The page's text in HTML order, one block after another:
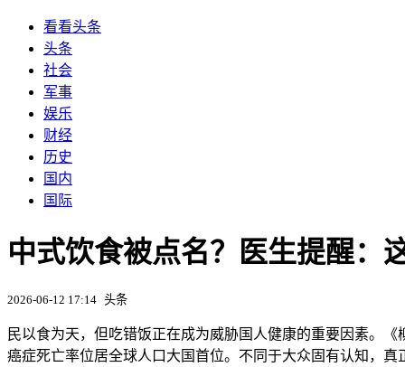
看看头条
头条
社会
军事
娱乐
财经
历史
国内
国际
中式饮食被点名？医生提醒：
2026-06-12 17:14 头条
民以食为天，但吃错饭正在成为威胁国人健康的重要因素。
癌症死亡率位居全球人口大国首位。不同于大众固有认知，